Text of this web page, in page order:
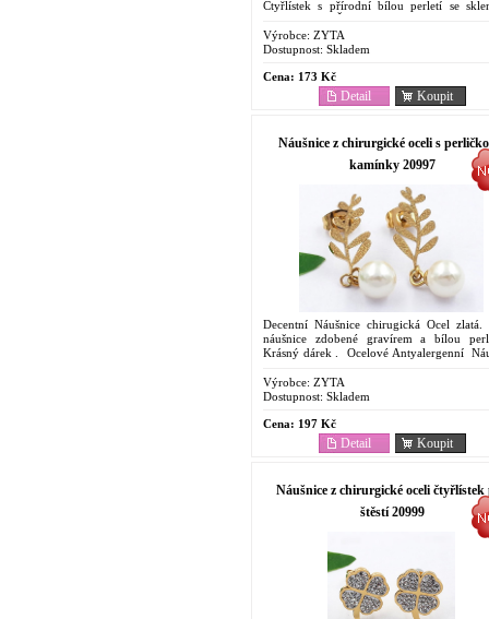
Čtyřlístek s přírodní bílou perletí se
dostupný. Oblíbený pro...
Výrobce: ZYTA
Dostupnost: Skladem
Cena: 173 Kč
Koupit
Detail
Náušnice z chirurgické oceli s
kamínky 20997
Decentní Náušnice chirugická Ocel zlatá.
náušnice zdobené gravírem a bílou
Krásný dárek . Ocelové Antyalergenní
Výrobce: ZYTA
Dostupnost: Skladem
Cena: 197 Kč
Koupit
Detail
Náušnice z chirurgické oceli čtyřlístek
štěstí 20999